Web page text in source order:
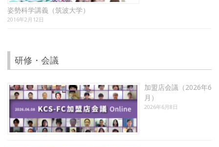
姿勢科学講義（筑波大学）
2016年2月12日
研修・会議
加盟店会議（2026年6
月）
2026年6月8日